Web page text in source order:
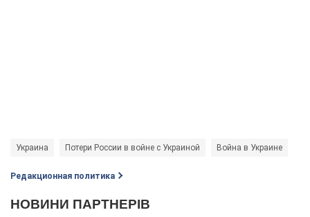
Украина Потери России в войне с Украиной Война в Украине
Редакционная политика